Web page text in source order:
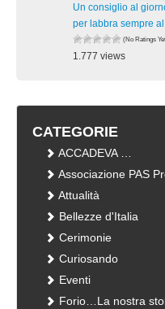
Un consiglio al
per labbra sempre al
(No Ratings
1.777 views
CATEGORIE
ACCADEVA …
Associazione PAS
Attualità
Bellezze d'Italia
Cerimonie
Curiosando
Eventi
Forio…La nostra